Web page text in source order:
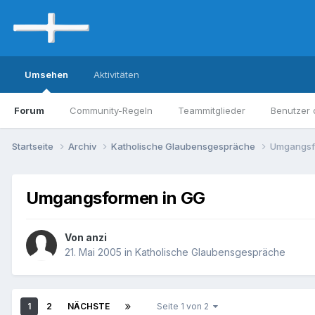
Umsehen
Forum Community-Regeln Teammitglieder Benutzer
Aktivitäten
Startseite Archiv Katholische Glaubensgespräche
Umgangsformen in GG
Von anzi
21. Mai 2005 in Katholische Glaubensgespräche
1 2 NÄCHSTE Seite 1 von 2